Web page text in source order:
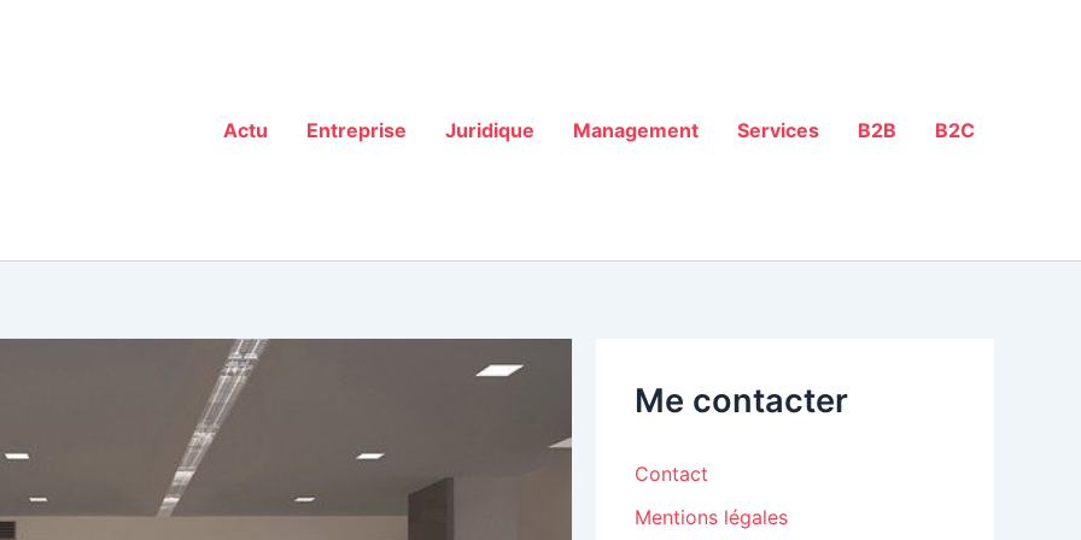
Actu Entreprise Juridique Management Services B2B B2C
Me contacter
Contact
Mentions légales